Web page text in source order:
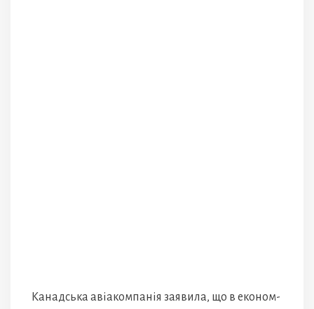
Канадська авіакомпанія заявила, що в економ-